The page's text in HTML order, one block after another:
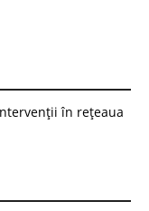
în rețeaua